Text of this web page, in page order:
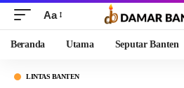
Aa
Beranda Utama Seputar Banten
LINTAS BANTEN